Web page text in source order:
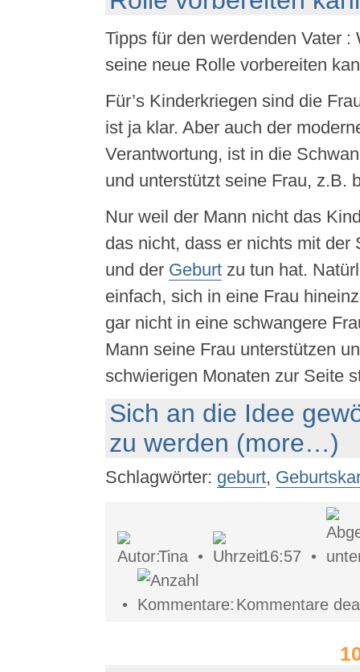
Tipps für den werdenden Vater :
seine neue Rolle vorbereiten
Für’s Kinderkriegen sind die
ist ja klar. Aber auch der
Verantwortung, ist in die
und unterstützt seine Frau, z.B.
Nur weil der Mann nicht das
das nicht, dass er nichts mit der
und der Geburtzu tun hat.
einfach, sich in eine Frau
gar nicht in eine schwangere
Mann seine Frau unterstützen
schwierigen Monaten zur Seite
Sich an die Idee
zu werden (more…)
Schlagwörter: geburt,
Tina • 16:57 •
• Kommentare